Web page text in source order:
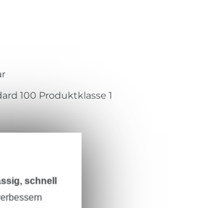
100 Produktklasse 1
schnell